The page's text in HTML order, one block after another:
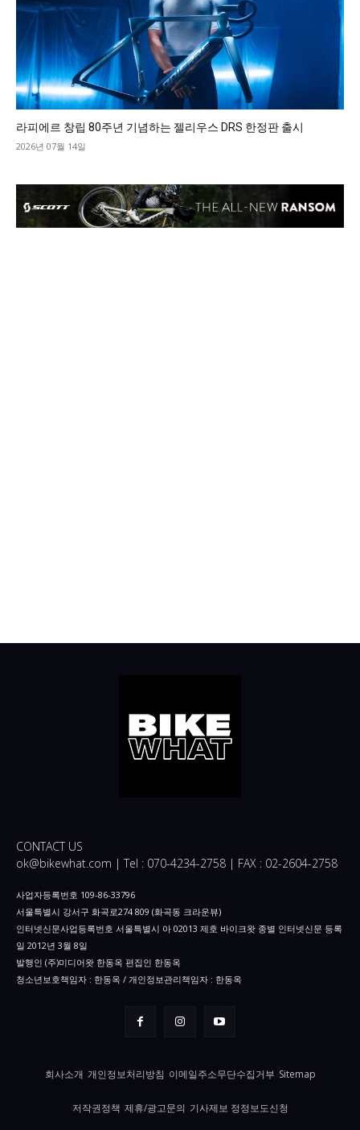
라피에르 창립 80주년 기념하는 젤리우스 DRS 한정판 출시
2026년 07월 14일
CONTACT US
ok@bikewhat.com | Tel : 070-4234-2758 | FAX : 02-2604-2758
사업자등록번호 109-86-33796
서울특별시 강서구 화곡로274 809 (화곡동 크라운뷰)
인터넷신문사업등록번호 서울특별시 아 02013 제호 바이크왓 종별 인터넷신문 등록
일 2012년 3월 8일
발행인 (주)미디어왓 한동옥 편집인 한동옥
청소년보호책임자 : 한동옥 / 개인정보관리책임자 : 한동옥
회사소개 개인정보처리방침 이메일주소무단수집거부 Sitemap
저작권정책 제휴/광고문의 기사제보 정정보도신청